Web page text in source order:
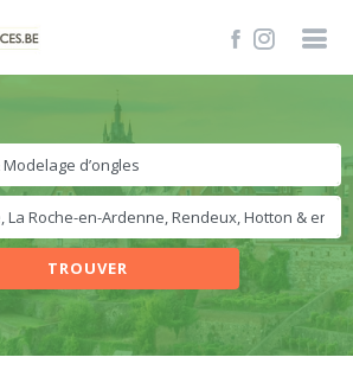
TROUVER